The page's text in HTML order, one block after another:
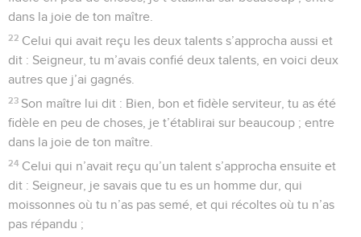
dans la joie de ton maître.
22 Celui qui avait reçu les deux talents s’approcha aussi et
dit : Seigneur, tu m’avais confié deux talents, en voici deux
autres que j’ai gagnés.
23 Son maître lui dit : Bien, bon et fidèle serviteur, tu as été
fidèle en peu de choses, je t’établirai sur beaucoup ; entre
dans la joie de ton maître.
24 Celui qui n’avait reçu qu’un talent s’approcha ensuite et
dit : Seigneur, je savais que tu es un homme dur, qui
moissonnes où tu n’as pas semé, et qui récoltes où tu n’as
pas répandu ;